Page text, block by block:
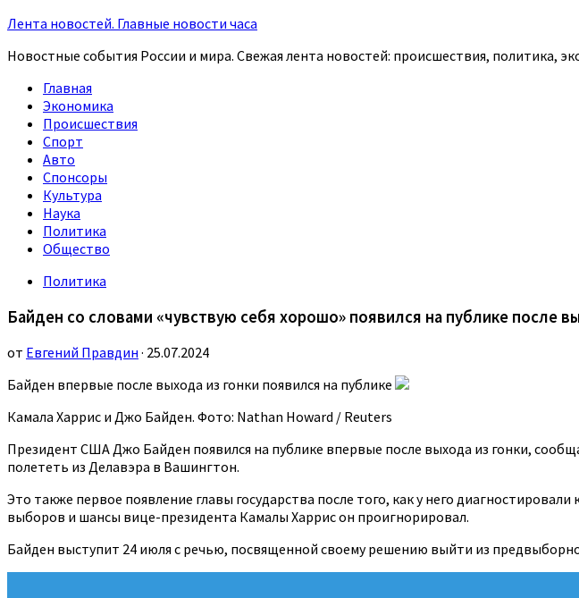
Лента новостей. Главные новости часа
Новостные события России и мира. Свежая лента новостей: происшествия, политика,
Главная
Экономика
Происшествия
Спорт
Авто
Спонсоры
Культура
Наука
Политика
Общество
Политика
Байден со словами «чувствую себя хорошо» появился на публике после
от Евгений Правдин · 25.07.2024
Байден впервые после выхода из гонки появился на публике
Камала Харрис и Джо Байден. Фото: Nathan Howard / Reuters
Президент США Джо Байден появился на публике впервые после выхода из гонки,
полететь из Делавэра в Вашингтон.
Это также первое появление главы государства после того, как у него
выборов и шансы вице-президента Камалы Харрис он проигнорировал.
Байден выступит 24 июля с речью, посвященной своему решению выйти из